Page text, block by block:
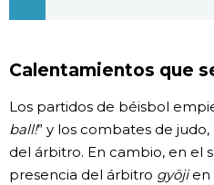
Tokio
Avisos
Calentamientos que
Los partidos de béisbol
ball!” y los combates de
del árbitro. En cambio, en el
presencia del árbitro gyōjien